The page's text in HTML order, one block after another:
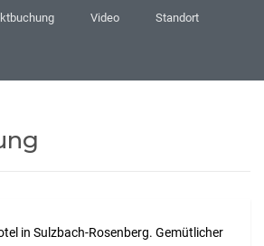
Video Standort
in Sulzbach-Rosenberg. Gemütlicher